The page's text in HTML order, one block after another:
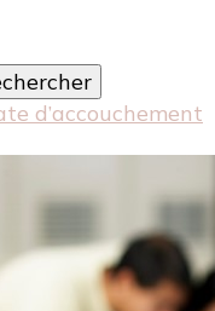
d’accouchement